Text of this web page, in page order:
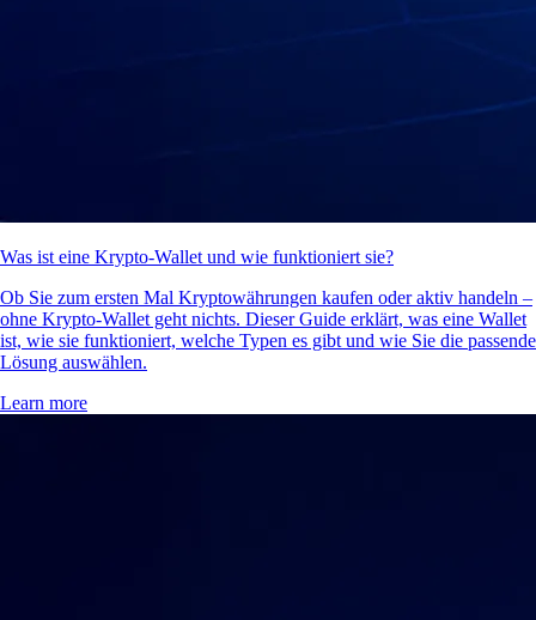
Was ist eine Krypto-Wallet und wie funktioniert sie?
Ob Sie zum ersten Mal Kryptowährungen kaufen oder aktiv handeln –
ohne Krypto-Wallet geht nichts. Dieser Guide erklärt, was eine Wallet
ist, wie sie funktioniert, welche Typen es gibt und wie Sie die passende
Lösung auswählen.
Learn more